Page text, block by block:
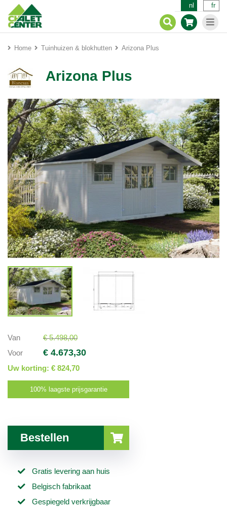
nl fr
Home Tuinhuizen & blokhutten Arizona Plus
Arizona Plus
Van
€ 5.498,00
Voor
€ 4.673,30
Uw korting: € 824,70
100% laagste prijsgarantie
Bestellen
Gratis levering aan huis
Belgisch fabrikaat
Gespiegeld verkrijgbaar